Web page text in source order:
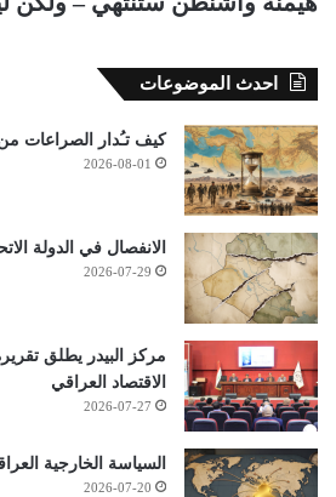
احدث الموضوعات
كيف تـُدار الصراعات
2026-08-01
الانفصال في الدولة
2026-07-29
الاقتصاد العراقي
2026-07-27
السياسة الخارجية
2026-07-20